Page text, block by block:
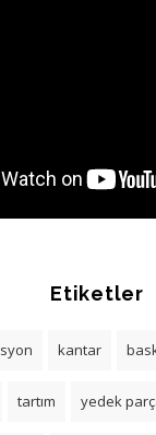
Etiketler
kantar
tartım yedek